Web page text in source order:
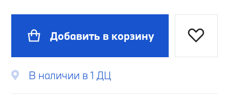
Добавить в корзину
В наличии в 1 ДЦ